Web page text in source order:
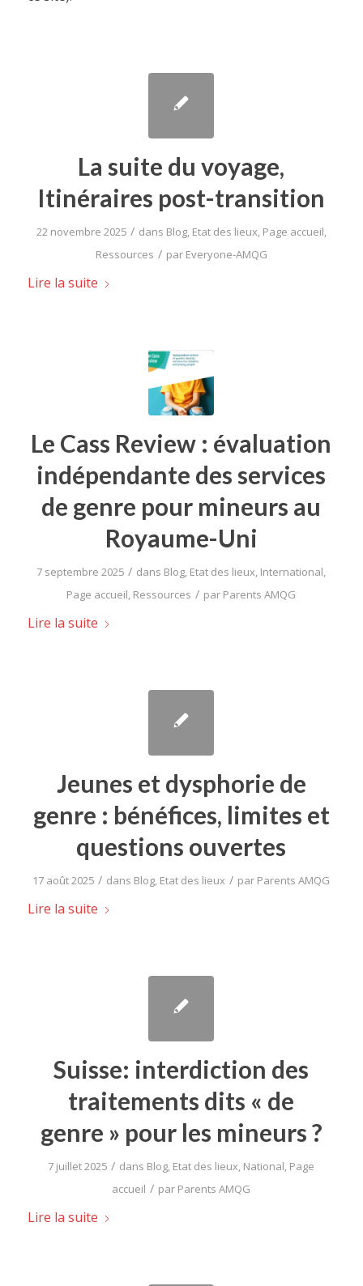
La suite du voyage,
Itinéraires post-transition
22 novembre 2025 / dans Blog, Etat des lieux, Page accueil,
Ressources / par Everyone-AMQG
Lire la suite
Le Cass Review : évaluation
indépendante des services
de genre pour mineurs au
Royaume-Uni
7 septembre 2025 / dans Blog, Etat des lieux, International,
Page accueil, Ressources / par Parents AMQG
Lire la suite
Jeunes et dysphorie de
genre : bénéfices, limites et
questions ouvertes
17 août 2025 / dans Blog, Etat des lieux / par Parents AMQG
Lire la suite
Suisse: interdiction des
traitements dits « de
genre » pour les mineurs ?
7 juillet 2025 / dans Blog, Etat des lieux, National, Page
accueil / par Parents AMQG
Lire la suite